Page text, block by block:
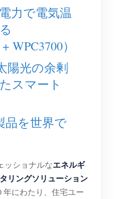
ュレーションシステム
ネルギーモニター
テム
ン
ト
ンター
力で電気温
WPC3700）
陽光の余剰
スマート
品を世界で
ッショナルなエネルギ
リングソリューション
年にわたり、住宅ユー